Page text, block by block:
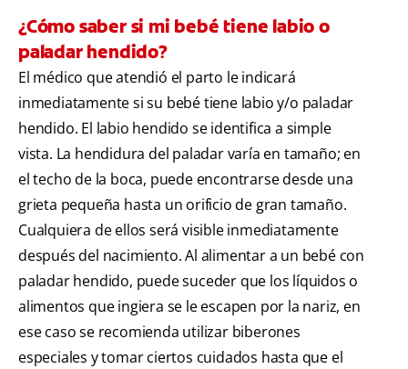
¿Cómo saber si mi bebé tiene labio o
paladar hendido?
El médico que atendió el parto le indicará
inmediatamente si su bebé tiene labio y/o paladar
hendido. El labio hendido se identifica a simple
vista. La hendidura del paladar varía en tamaño; en
el techo de la boca, puede encontrarse desde una
grieta pequeña hasta un orificio de gran tamaño.
Cualquiera de ellos será visible inmediatamente
después del nacimiento. Al alimentar a un bebé con
paladar hendido, puede suceder que los líquidos o
alimentos que ingiera se le escapen por la nariz, en
ese caso se recomienda utilizar biberones
especiales y tomar ciertos cuidados hasta que el